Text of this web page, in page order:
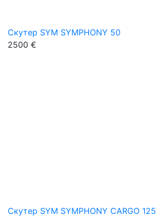
Скутер SYM SYMPHONY 50
2500 €
Скутер SYM SYMPHONY CARGO 125